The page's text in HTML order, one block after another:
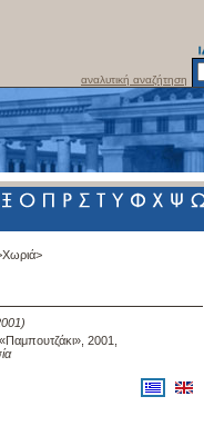
αναλυτική αναζήτηση
Χωριά>
2001